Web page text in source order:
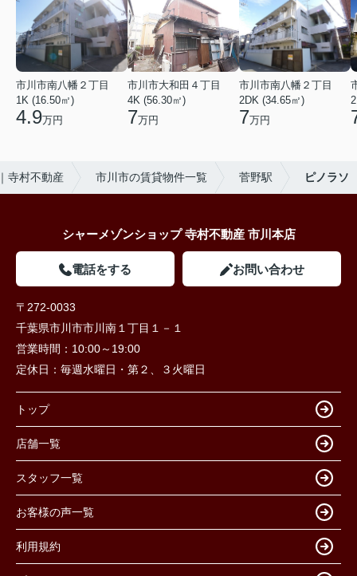
市川市南八幡２丁目
1K (16.50㎡)
4.9万円
市川市大和田４丁目
4K (56.30㎡)
7万円
市川市南八幡２丁目
2DK (34.65㎡)
7万円
寺村不動産 市川市の賃貸物件一覧 菅野駅 ピノラソ
シャーメゾンショップ 寺村不動産 市川本店
電話をする お問い合わせ
〒272-0033
千葉県市川市市川南１丁目１－１
営業時間： 10:00～19:00
定休日： 毎週水曜日・第２、３火曜日
トップ
店舗一覧
スタッフ一覧
お客様の声一覧
利用規約